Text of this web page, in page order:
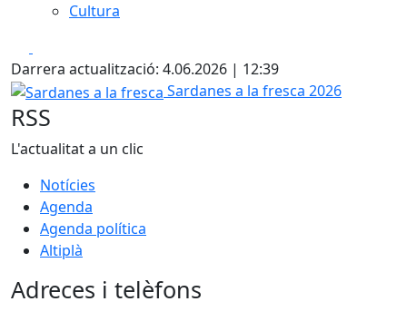
Cultura
Darrera actualització: 4.06.2026 | 12:39
Sardanes a la fresca
Sardanes a la fresca 2026
RSS
L'actualitat a un clic
Notícies
Agenda
Agenda política
Altiplà
Adreces i telèfons